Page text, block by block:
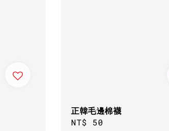
正韓毛邊棉襪
Regular
NT$ 50